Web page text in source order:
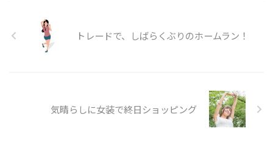
トレードで、しばらくぶりのホームラン！
気晴らしに女装で終日ショッピング